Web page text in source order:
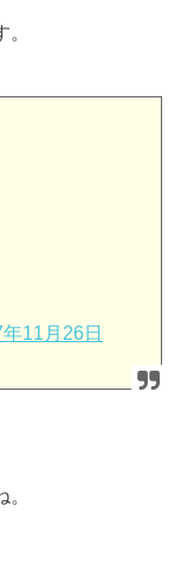
11月26日